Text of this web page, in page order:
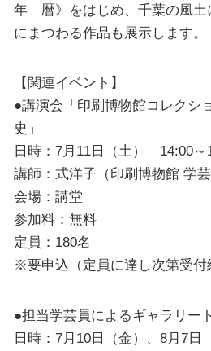
年 暦》をはじめ、千葉の風土
にまつわる作品も展示します。
【関連イベント】
●講演会「印刷博物館コレクシ
史」
日時：7月11日（土） 14:00～
講師：式洋子（印刷博物館 学芸
会場：講堂
参加料：無料
定員：180名
※要申込（定員に達し次第受付
●担当学芸員によるギャラリー
日時：7月10日（金）、8月7